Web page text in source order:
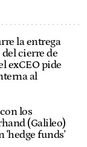
la entrega
cierre de
exCEO pide
al
los
(Galileo)
'hedge funds'